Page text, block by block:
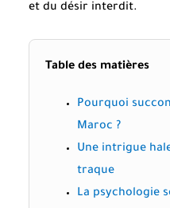
et du désir interdit.
Table des matières
Pourquoi
Maroc ?
Une intrigue
traque
La psychologie